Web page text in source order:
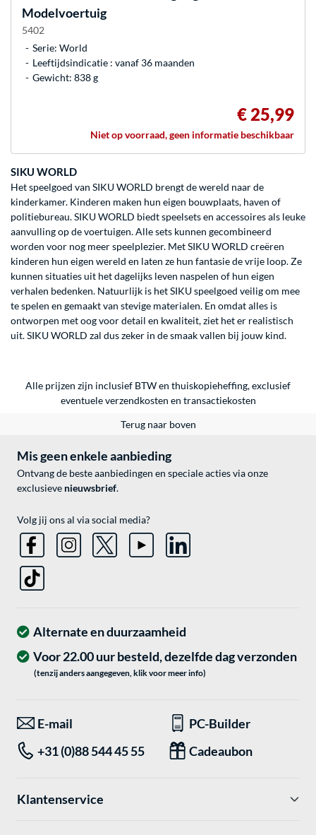
Modelvoertuig
5402
Serie: World
Leeftijdsindicatie : vanaf 36 maanden
Gewicht: 838 g
€ 25,99
Niet op voorraad, geen informatie beschikbaar
SIKU WORLD
Het speelgoed van SIKU WORLD brengt de wereld naar de
kinderkamer. Kinderen maken hun eigen bouwplaats, haven of
politiebureau. SIKU WORLD biedt speelsets en accessoires als leuke
aanvulling op de voertuigen. Alle sets kunnen gecombineerd
worden voor nog meer speelplezier. Met SIKU WORLD creëren
kinderen hun eigen wereld en laten ze hun fantasie de vrije loop. Ze
kunnen situaties uit het dagelijks leven naspelen of hun eigen
verhalen bedenken. Natuurlijk is het SIKU speelgoed veilig om mee
te spelen en gemaakt van stevige materialen. En omdat alles is
ontworpen met oog voor detail en kwaliteit, ziet het er realistisch
uit. SIKU WORLD zal dus zeker in de smaak vallen bij jouw kind.
Alle prijzen zijn inclusief BTW en thuiskopieheffing, exclusief
eventueleverzendkosten en transactiekosten
Terug naar boven
Mis geen enkele aanbieding
Ontvang de beste aanbiedingen en speciale acties via onze
exclusieve nieuwsbrief.
Volg jij ons al via social media?
Alternate en duurzaamheid
Voor 22.00 uur besteld, dezelfde dag verzonden
(tenzij anders aangegeven, klik voor meer info)
E-mail
PC-Builder
+31 (0)88 544 45 55
Cadeaubon
Klantenservice